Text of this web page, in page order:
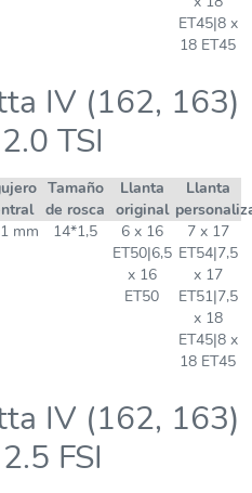
ET45|8 x
18 ET45
IV (162, 163)
TSI
Tamaño
de rosca
Llanta
original
Llanta
mm 14*1,5
6 x 16
ET50|6,5
x 16
ET50
7 x 17
ET54|7,5
x 17
ET51|7,5
x 18
ET45|8 x
18 ET45
IV (162, 163)
FSI